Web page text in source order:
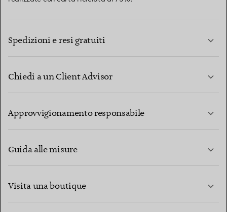
Spedizioni e resi gratuiti
Chiedi a un Client Advisor
Approvvigionamento responsabile
Guida alle misure
Visita una boutique